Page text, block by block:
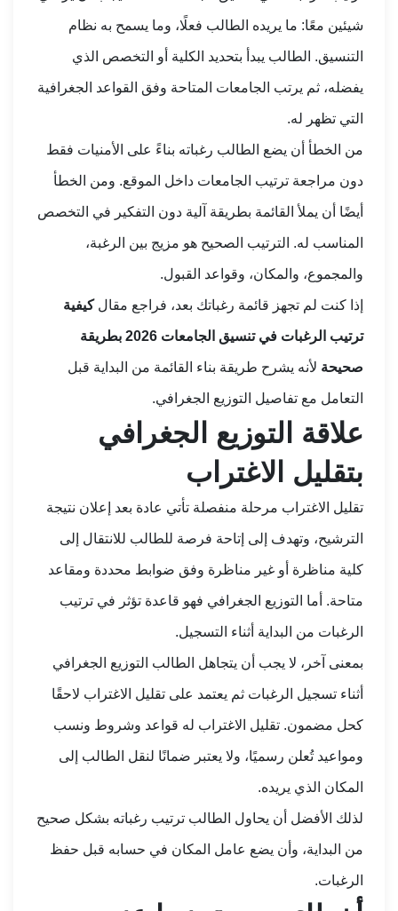
شيئين معًا: ما يريده الطالب فعلًا، وما يسمح به نظام
التنسيق. الطالب يبدأ بتحديد الكلية أو التخصص الذي
يفضله، ثم يرتب الجامعات المتاحة وفق القواعد الجغرافية
التي تظهر له.
من الخطأ أن يضع الطالب رغباته بناءً على الأمنيات فقط
دون مراجعة ترتيب الجامعات داخل الموقع. ومن الخطأ
أيضًا أن يملأ القائمة بطريقة آلية دون التفكير في التخصص
المناسب له. الترتيب الصحيح هو مزيج بين الرغبة،
والمجموع، والمكان، وقواعد القبول.
إذا كنت لم تجهز قائمة رغباتك بعد، فراجع مقالكيفية
ترتيب الرغبات في تنسيق الجامعات 2026 بطريقة
صحيحة لأنه يشرح طريقة بناء القائمة من البداية قبل
التعامل مع تفاصيل التوزيع الجغرافي.
علاقة التوزيع الجغرافي
بتقليل الاغتراب
تقليل الاغتراب مرحلة منفصلة تأتي عادة بعد إعلان نتيجة
الترشيح، وتهدف إلى إتاحة فرصة للطالب للانتقال إلى
كلية مناظرة أو غير مناظرة وفق ضوابط محددة ومقاعد
متاحة. أما التوزيع الجغرافي فهو قاعدة تؤثر في ترتيب
الرغبات من البداية أثناء التسجيل.
بمعنى آخر، لا يجب أن يتجاهل الطالب التوزيع الجغرافي
أثناء تسجيل الرغبات ثم يعتمد على تقليل الاغتراب لاحقًا
كحل مضمون. تقليل الاغتراب له قواعد وشروط ونسب
ومواعيد تُعلن رسميًا، ولا يعتبر ضمانًا لنقل الطالب إلى
المكان الذي يريده.
لذلك الأفضل أن يحاول الطالب ترتيب رغباته بشكل صحيح
من البداية، وأن يضع عامل المكان في حسابه قبل حفظ
الرغبات.